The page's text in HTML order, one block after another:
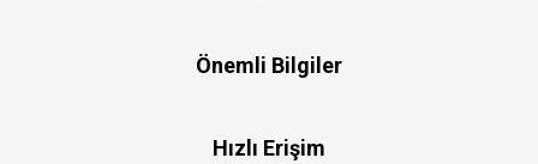
Önemli Bilgiler
Hızlı Erişim